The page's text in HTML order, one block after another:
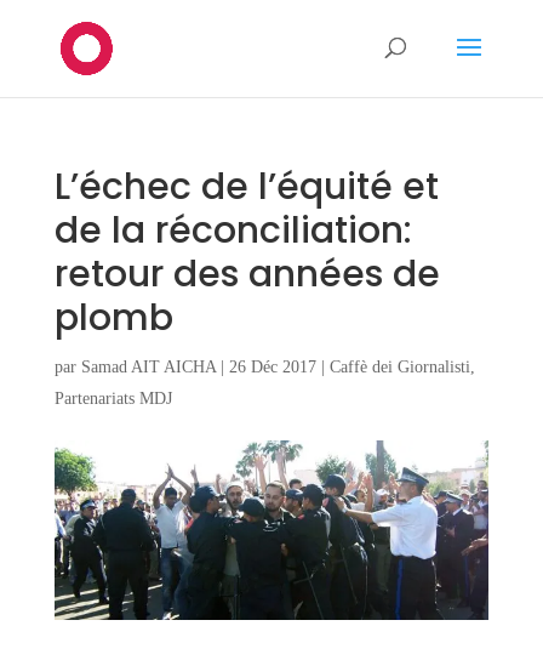
L’échec de l’équité et
de la réconciliation:
retour des années de
plomb
par Samad AIT AICHA| 26 Déc 2017| Caffè dei Giornalisti,
Partenariats MDJ